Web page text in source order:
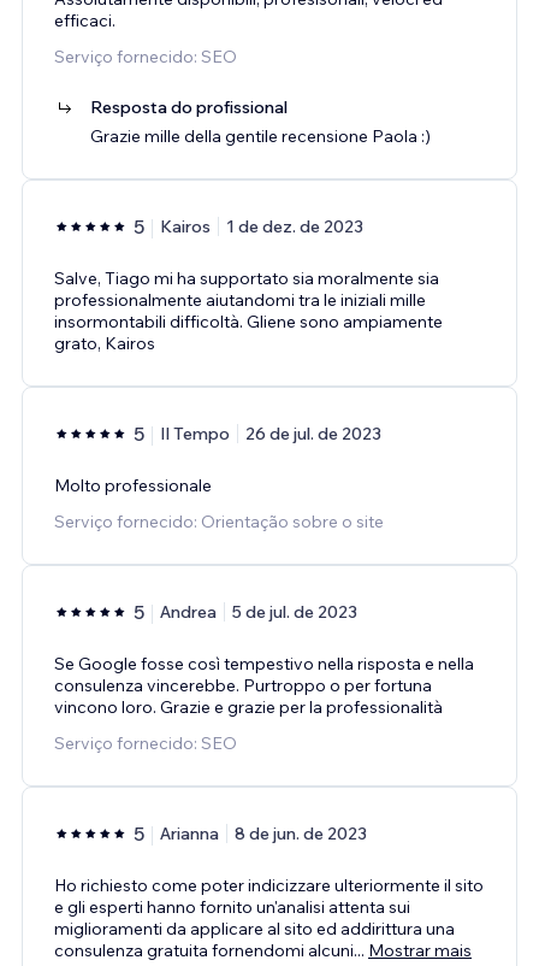
efficaci.
Serviço fornecido: SEO
Resposta do profissional
Grazie mille della gentile recensione Paola :)
5 Kairos 1 de dez. de 2023
Salve, Tiago mi ha supportato sia moralmente sia
professionalmente aiutandomi tra le iniziali mille
insormontabili difficoltà. Gliene sono ampiamente
grato, Kairos
5 Il Tempo 26 de jul. de 2023
Molto professionale
Serviço fornecido: Orientação sobre o site
5 Andrea 5 de jul. de 2023
Se Google fosse così tempestivo nella risposta e nella
consulenza vincerebbe. Purtroppo o per fortuna
vincono loro. Grazie e grazie per la professionalità
Serviço fornecido: SEO
5 Arianna 8 de jun. de 2023
Ho richiesto come poter indicizzare ulteriormente il sito
e gli esperti hanno fornito un'analisi attenta sui
miglioramenti da applicare al sito ed addirittura una
consulenza gratuita fornendomi alcuni... Mostrar mais